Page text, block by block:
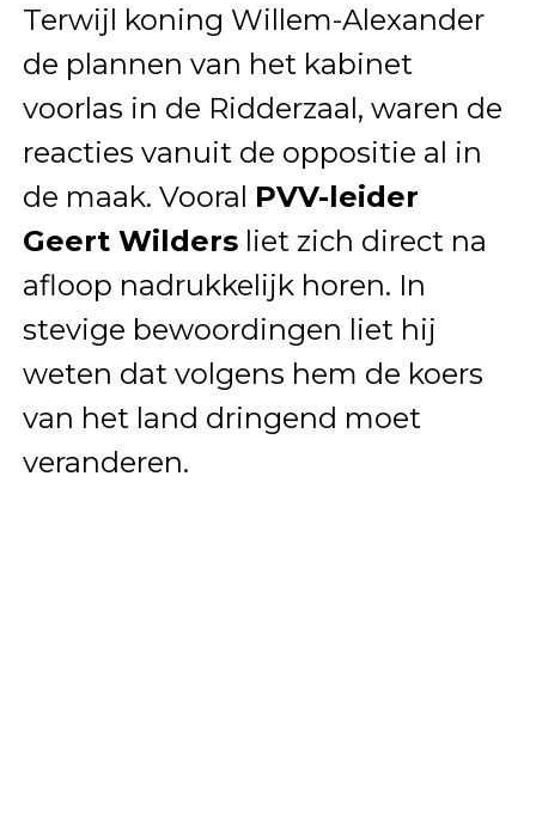
Terwijl koning Willem-Alexander
de plannen van het kabinet
voorlas in de Ridderzaal, waren de
reacties vanuit de oppositie al in
de maak. Vooral PVV-leider
Geert Wildersliet zich direct na
afloop nadrukkelijk horen. In
stevige bewoordingen liet hij
weten dat volgens hem de koers
van het land dringend moet
veranderen.